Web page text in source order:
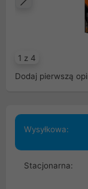
1 z 4
Dodaj pierwszą
Wysyłkowa:
Stacjonarna: